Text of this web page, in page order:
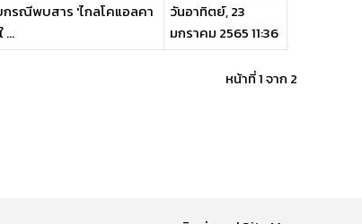
กรณีพบสาร 'ไกลโคแอลคา
วันอาทิตย์, 23
มกราคม 2565 11:36
หน้าที่ 1 จาก 2